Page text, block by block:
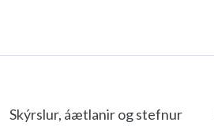
Skýrslur, áætlanir og stefnur